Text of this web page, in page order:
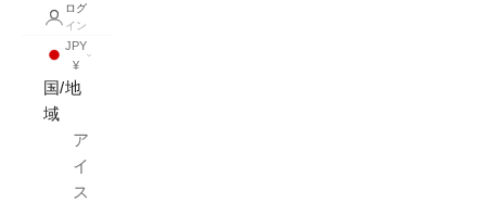
ログ
イン
JPY
¥
国/地
域
ア
イ
ス